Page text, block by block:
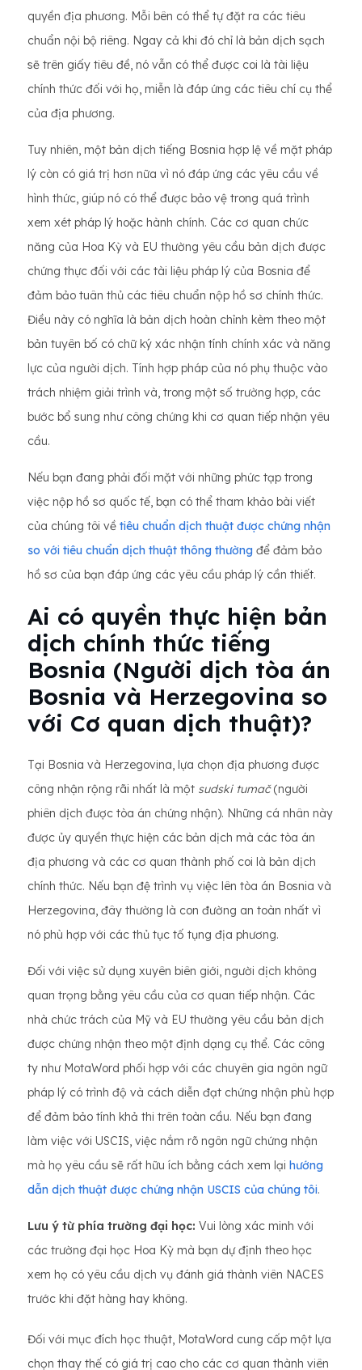
quyền địa phương. Mỗi bên có thể tự đặt ra các tiêu
chuẩn nội bộ riêng. Ngay cả khi đó chỉ là bản dịch sạch
sẽ trên giấy tiêu đề, nó vẫn có thể được coi là tài liệu
chính thức đối với họ, miễn là đáp ứng các tiêu chí cụ thể
của địa phương.
Tuy nhiên, một bản dịch tiếng Bosnia hợp lệ về mặt pháp
lý còn có giá trị hơn nữa vì nó đáp ứng các yêu cầu về
hình thức, giúp nó có thể được bảo vệ trong quá trình
xem xét pháp lý hoặc hành chính. Các cơ quan chức
năng của Hoa Kỳ và EU thường yêu cầu bản dịch được
chứng thực đối với các tài liệu pháp lý của Bosnia để
đảm bảo tuân thủ các tiêu chuẩn nộp hồ sơ chính thức.
Điều này có nghĩa là bản dịch hoàn chỉnh kèm theo một
bản tuyên bố có chữ ký xác nhận tính chính xác và năng
lực của người dịch. Tính hợp pháp của nó phụ thuộc vào
trách nhiệm giải trình và, trong một số trường hợp, các
bước bổ sung như công chứng khi cơ quan tiếp nhận yêu
cầu.
Nếu bạn đang phải đối mặt với những phức tạp trong
việc nộp hồ sơ quốc tế, bạn có thể tham khảo bài viết
của chúng tôi về tiêu chuẩn dịch thuật được chứng nhận
so với tiêu chuẩn dịch thuật thông thường để đảm bảo
hồ sơ của bạn đáp ứng các yêu cầu pháp lý cần thiết.
Ai có quyền thực hiện bản
dịch chính thức tiếng
Bosnia (Người dịch tòa án
Bosnia và Herzegovina so
với Cơ quan dịch thuật)?
Tại Bosnia và Herzegovina, lựa chọn địa phương được
công nhận rộng rãi nhất là một sudski tumač(người
phiên dịch được tòa án chứng nhận). Những cá nhân này
được ủy quyền thực hiện các bản dịch mà các tòa án
địa phương và các cơ quan thành phố coi là bản dịch
chính thức. Nếu bạn đệ trình vụ việc lên tòa án Bosnia và
Herzegovina, đây thường là con đường an toàn nhất vì
nó phù hợp với các thủ tục tố tụng địa phương.
Đối với việc sử dụng xuyên biên giới, người dịch không
quan trọng bằng yêu cầu của cơ quan tiếp nhận. Các
nhà chức trách của Mỹ và EU thường yêu cầu bản dịch
được chứng nhận theo một định dạng cụ thể. Các công
ty như MotaWord phối hợp với các chuyên gia ngôn ngữ
pháp lý có trình độ và cách diễn đạt chứng nhận phù hợp
để đảm bảo tính khả thi trên toàn cầu. Nếu bạn đang
làm việc với USCIS, việc nắm rõ ngôn ngữ chứng nhận
mà họ yêu cầu sẽ rất hữu ích bằng cách xem lại hướng
dẫn dịch thuật được chứng nhận USCIS của chúng tôi.
Lưu ý từ phía trường đại học: Vui lòng xác minh với
các trường đại học Hoa Kỳ mà bạn dự định theo học
xem họ có yêu cầu dịch vụ đánh giá thành viên NACES
trước khi đặt hàng hay không.
Đối với mục đích học thuật, MotaWord cung cấp một lựa
chọn thay thế có giá trị cao cho các cơ quan thành viên